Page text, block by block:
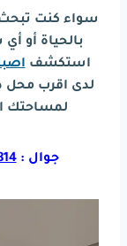
سواء كنت تبحث
بالحياة أو
استكشف
لدى اقرب محل
لمساحتك
جوال :